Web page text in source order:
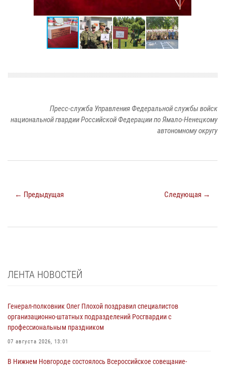
Пресс-служба Управления Федеральной службы войск
национальной гвардии Российской Федерации по Ямало-Ненецкому
автономному округу
← Предыдущая Следующая →
ЛЕНТА НОВОСТЕЙ
Генерал-полковник Олег Плохой поздравил специалистов
организационно-штатных подразделений Росгвардии с
профессиональным праздником
07 августа 2026, 13:01
В Нижнем Новгороде состоялось Всероссийское совещание-